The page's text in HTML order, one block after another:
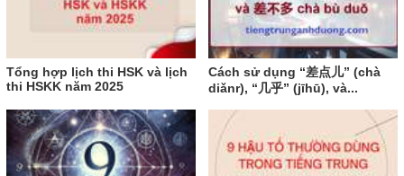
Tổng hợp lịch thi HSK và lịch
thi HSKK năm 2025
Cách sử dụng “差点儿” (chà
diǎnr), “几乎” (jīhū), và...